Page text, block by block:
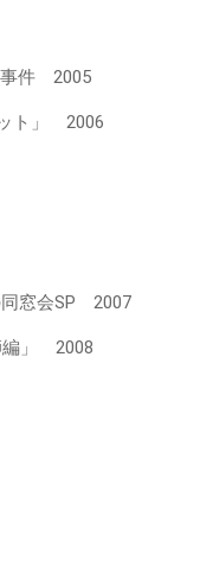
事件 2005
ト」 2006
同窓会SP 2007
編」 2008